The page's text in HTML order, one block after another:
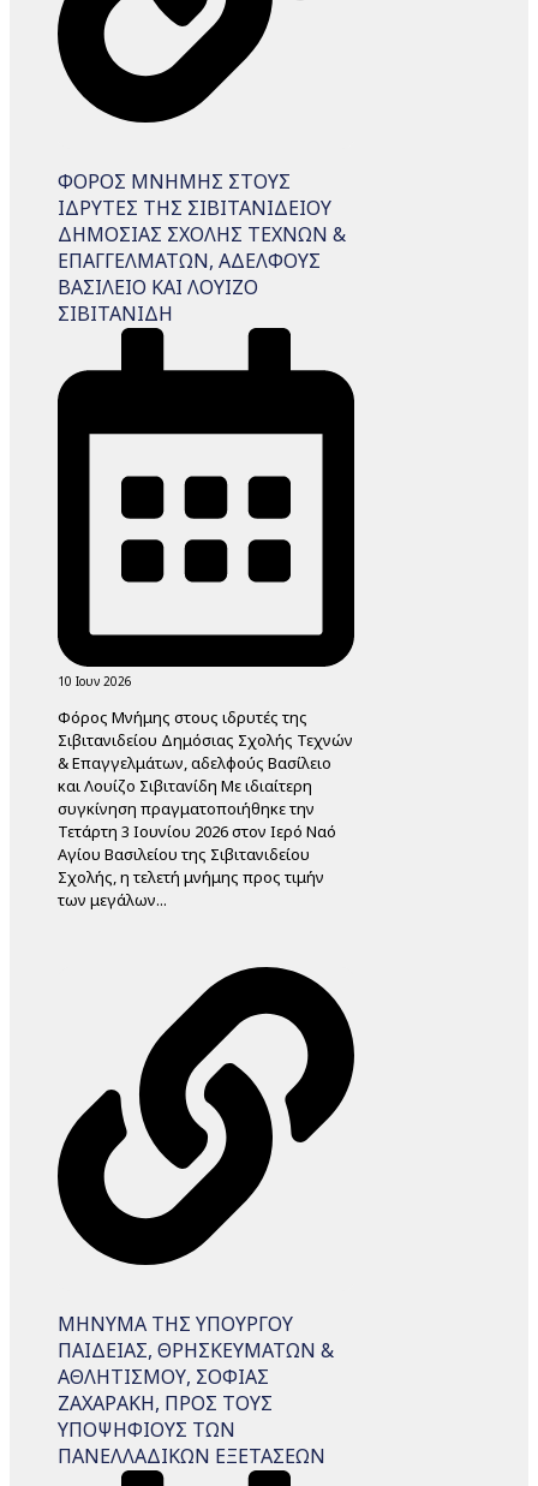
ΦΟΡΟΣ ΜΝΗΜΗΣ ΣΤΟΥΣ
ΙΔΡΥΤΕΣ ΤΗΣ ΣΙΒΙΤΑΝΙΔΕΙΟΥ
ΔΗΜΟΣΙΑΣ ΣΧΟΛΗΣ ΤΕΧΝΩΝ &
ΕΠΑΓΓΕΛΜΑΤΩΝ, ΑΔΕΛΦΟΥΣ
ΒΑΣΙΛΕΙΟ ΚΑΙ ΛΟΥΙΖΟ
ΣΙΒΙΤΑΝΙΔΗ
10 Ιουν 2026
Φόρος Μνήμης στους ιδρυτές της
Σιβιτανιδείου Δημόσιας Σχολής Τεχνών
& Επαγγελμάτων, αδελφούς Βασίλειο
και Λουίζο Σιβιτανίδη Με ιδιαίτερη
συγκίνηση πραγματοποιήθηκε την
Τετάρτη 3 Ιουνίου 2026 στον Ιερό Ναό
Αγίου Βασιλείου της Σιβιτανιδείου
Σχολής, η τελετή μνήμης προς τιμήν
των μεγάλων...
ΜΗΝΥΜΑ ΤΗΣ ΥΠΟΥΡΓΟΥ
ΠΑΙΔΕΙΑΣ, ΘΡΗΣΚΕΥΜΑΤΩΝ &
ΑΘΛΗΤΙΣΜΟΥ, ΣΟΦΙΑΣ
ΖΑΧΑΡΑΚΗ, ΠΡΟΣ ΤΟΥΣ
ΥΠΟΨΗΦΙΟΥΣ ΤΩΝ
ΠΑΝΕΛΛΑΔΙΚΩΝ ΕΞΕΤΑΣΕΩΝ